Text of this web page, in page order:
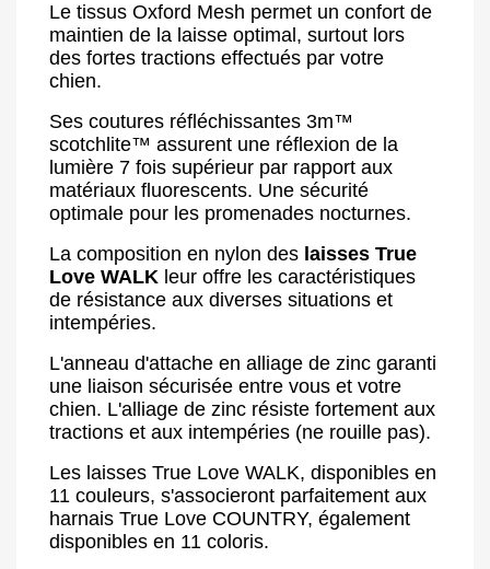
Le tissus Oxford Mesh permet un confort de
maintien de la laisse optimal, surtout lors
des fortes tractions effectués par votre
chien.
Ses coutures réfléchissantes 3m™
scotchlite™ assurent une réflexion de la
lumière 7 fois supérieur par rapport aux
matériaux fluorescents. Une sécurité
optimale pour les promenades nocturnes.
La composition en nylon des laisses True
Love WALK leur offre les caractéristiques
de résistance aux diverses situations et
intempéries.
L'anneau d'attache en alliage de zinc garanti
une liaison sécurisée entre vous et votre
chien. L'alliage de zinc résiste fortement aux
tractions et aux intempéries (ne rouille pas).
Les laisses True Love WALK, disponibles en
11 couleurs, s'associeront parfaitement aux
harnais True Love COUNTRY, également
disponibles en 11 coloris.